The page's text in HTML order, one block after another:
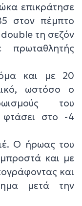
επικράτησε
στον πέμπτο
τη σεζόν
πρωταθλητής
και με 20
ωστόσο ο
του
φτάσει στο -4
Ο ήρωας του
και με
και
μετά την